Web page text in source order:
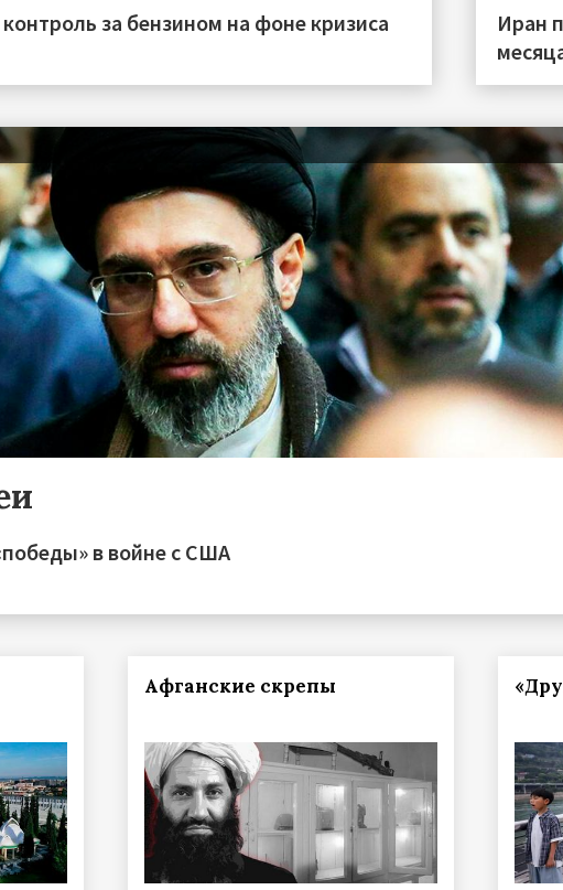
за бензином на фоне кризиса
Иран
в войне с США
Афганские скрепы